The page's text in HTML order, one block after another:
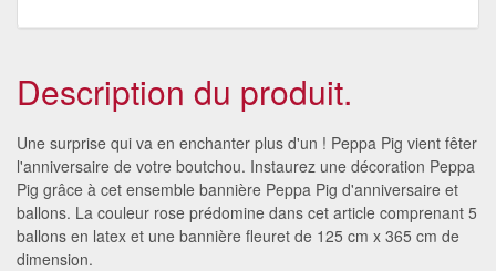
Description du produit.
Une surprise qui va en enchanter plus d'un ! Peppa Pig vient fêter
l'anniversaire de votre boutchou. Instaurez une décoration Peppa
Pig grâce à cet ensemble bannière Peppa Pig d'anniversaire et
ballons. La couleur rose prédomine dans cet article comprenant 5
ballons en latex et une bannière fleuret de 125 cm x 365 cm de
dimension.